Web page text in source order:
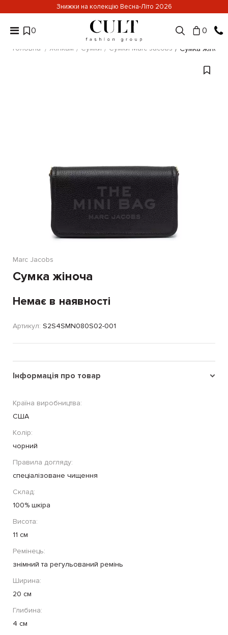
Знижки на колекцію Весна-Літо 2026
0 0
Головна Жінкам Сумки Сумки Marc Jacobs Сумка жіноча
Marc Jacobs
Сумка жіноча
Немає в наявності
Артикул: S2S4SMN080S02-001
Інформація про товар
Країна виробництва:
США
Колір:
чорний
Правила догляду:
спеціалізоване чищення
Склад:
100% шкіра
Висота:
11 см
Ремінець:
знімний та регульований ремінь
Ширина:
20 см
Глибина:
4 см